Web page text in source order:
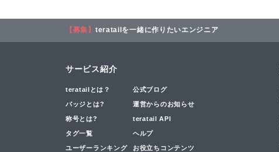
【募集】 teratailを一緒に作りたいエンジニア
サービス紹介
teratailとは？ 公式ブログ
バッジとは? 運営からのお知らせ
称号とは? teratail API
タグ一覧 ヘルプ
ユーザーランキング お役立ちコンテンツ